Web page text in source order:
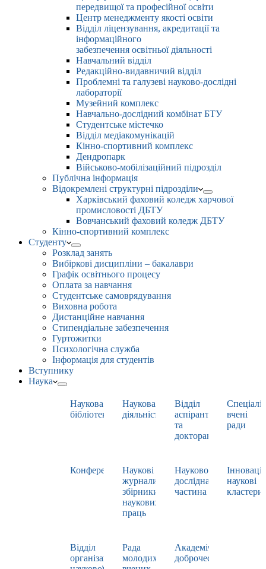
передвищої та професійної освіти
Центр менеджменту якості освіти
Відділ ліцензування, акредитації та
інформаційного
забезпечення освітньої діяльності
Навчальний відділ
Редакційно-видавничий відділ
Проблемні та галузеві науково-дослідні
лабораторії
Музейний комплекс
Навчально-дослідний комбінат БТУ
Студентське містечко
Відділ медіакомунікацій
Кінно-спортивний комплекс
Дендропарк
Військово-мобілізаційний підрозділ
Публічна інформація
Відокремлені структурні підрозділи
Харківський фаховий коледж харчової
промисловості ДБТУ
Вовчанський фаховий коледж ДБТУ
Кінно-спортивний комплекс
Студенту
Розклад занять
Вибіркові дисципліни – бакалаври
Графік освітнього процесу
Оплата за навчання
Студентське самоврядування
Виховна робота
Дистанційне навчання
Стипендіальне забезпечення
Гуртожитки
Психологічна служба
Інформація для студентів
Вступнику
Наука
Наукова
бібліотека
Наукова
діяльність
Відділ
аспірантури
та
докторантури
вчені
ради
Конференції
Наукові
журнали,
збірники
наукових
праць
Науково-
дослідна
частина
наукові
кластери
Відділ
організації
Рада
молодих
Академічна
доброчесність